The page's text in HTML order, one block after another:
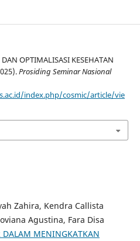
OPTIMALISASI KESEHATAN
Prosiding Seminar Nasional
index.php/cosmic/article/vie
Zahira, Kendra Callista
Agustina, Fara Disa
DALAM MENINGKATKAN